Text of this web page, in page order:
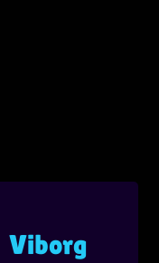
Viborg